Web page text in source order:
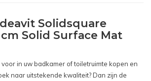
Solidsquare
cm Solid Surface Mat
in uw badkamer of toiletruimte kopen en
naar uitstekende kwaliteit? Dan zijn de